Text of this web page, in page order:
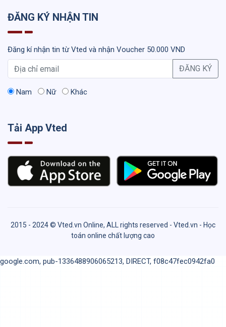
ĐĂNG KÝ NHẬN TIN
Đăng kí nhận tin từ Vted và nhận Voucher 50.000 VND
ĐĂNG KÝ
Nam Nữ Khác
Tải App Vted
2015 - 2024 © Vted.vn Online, ALL rights reserved - Vted.vn - Học
toán online chất lượng cao
google.com, pub-1336488906065213, DIRECT, f08c47fec0942fa0